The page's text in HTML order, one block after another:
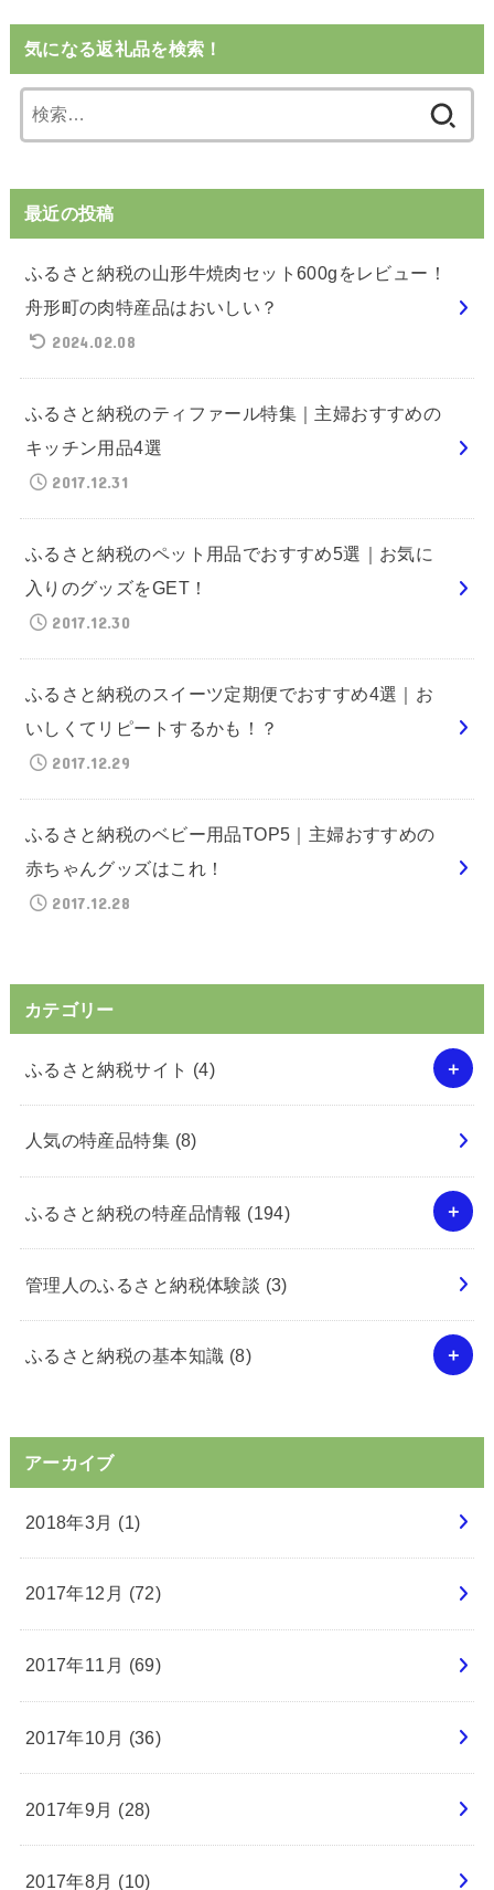
気になる返礼品を検索！
索:
最近の投稿
ふるさと納税の山形牛焼肉セット600gをレビュー！
舟形町の肉特産品はおいしい？
2024.02.08
ふるさと納税のティファール特集｜主婦おすすめの
キッチン用品4選
2017.12.31
ふるさと納税のペット用品でおすすめ5選｜お気に
入りのグッズをGET！
2017.12.30
ふるさと納税のスイーツ定期便でおすすめ4選｜お
いしくてリピートするかも！？
2017.12.29
ふるさと納税のベビー用品TOP5｜主婦おすすめの
赤ちゃんグッズはこれ！
2017.12.28
カテゴリー
ふるさと納税サイト (4)
人気の特産品特集 (8)
ふるさと納税の特産品情報 (194)
管理人のふるさと納税体験談 (3)
ふるさと納税の基本知識 (8)
アーカイブ
2018年3月 (1)
2017年12月 (72)
2017年11月 (69)
2017年10月 (36)
2017年9月 (28)
2017年8月 (10)